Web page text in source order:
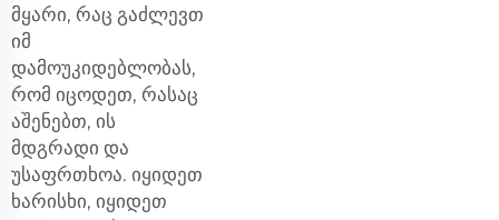
მყარი, რაც გაძლევთ
იმ
დამოუკიდებლობას,
რომ იცოდეთ, რასაც
აშენებთ, ის
მდგრადი და
უსაფრთხოა. იყიდეთ
ხარისხი, იყიდეთ